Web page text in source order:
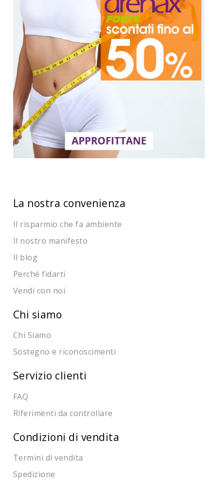
La nostra convenienza
Il risparmio che fa ambiente
Il nostro manifesto
Il blog
Perché fidarti
Vendi con noi
Chi siamo
Chi Siamo
Sostegno e riconoscimenti
Servizio clienti
FAQ
Riferimenti da controllare
Condizioni di vendita
Termini di vendita
Spedizione